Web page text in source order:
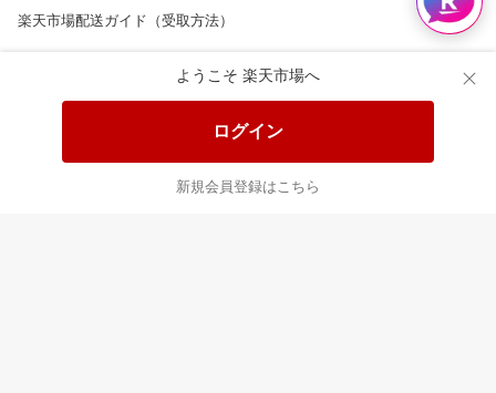
ようこそ 楽天市場へ
ログイン
新規会員登録はこちら
楽天市場配送ガイド（受取方法）
楽天にお店を開きませんか？
楽天ショッピングサービスご利用規約